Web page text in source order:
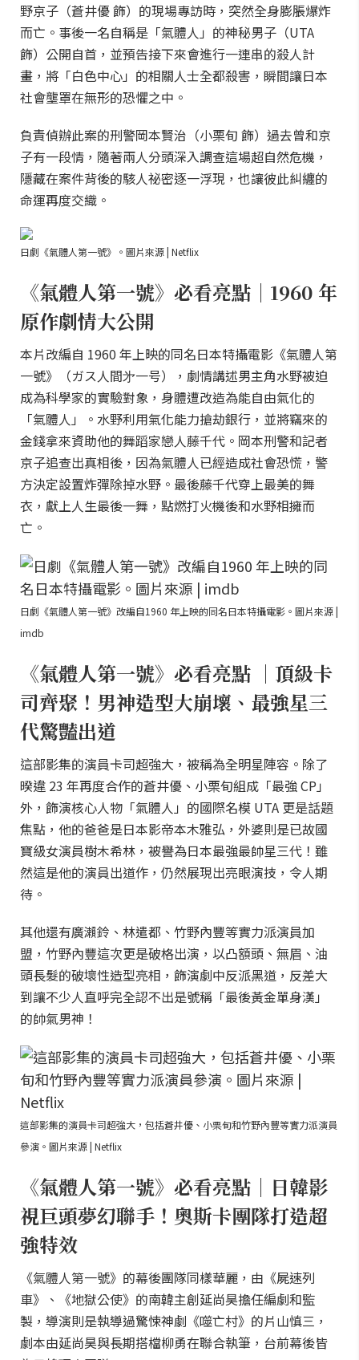
野京子（蒼井優 飾）的現場專訪時，突然全身膨脹爆炸
而亡。事後一名自稱是「氣體人」的神秘男子（UTA
飾）公開自首，並預告接下來會進行一連串的殺人計
畫，將「白色中心」的相關人士全都殺害，瞬間讓日本
社會壟罩在無形的恐懼之中。
負責偵辦此案的刑警岡本賢治（小栗旬 飾）過去曾和京
子有一段情，隨著兩人分頭深入調查這場超自然危機，
隱藏在案件背後的駭人祕密逐一浮現，也讓彼此糾纏的
命運再度交織。
日劇《氣體人第一號》。圖片來源 | Netflix
《氣體人第一號》必看亮點｜1960 年
原作劇情大公開
本片改編自 1960 年上映的同名日本特攝電影《氣體人第
一號》（ガス人間㐧一号），劇情講述男主角水野被迫
成為科學家的實驗對象，身體遭改造為能自由氣化的
「氣體人」。水野利用氣化能力搶劫銀行，並將竊來的
金錢拿來資助他的舞蹈家戀人藤千代。岡本刑警和記者
京子追查出真相後，因為氣體人已經造成社會恐慌，警
方決定設置炸彈除掉水野。最後藤千代穿上最美的舞
衣，獻上人生最後一舞，點燃打火機後和水野相擁而
亡。
日劇《氣體人第一號》改編自1960 年上映的同名日本特攝電影。圖片來源 |
imdb
《氣體人第一號》必看亮點 ｜頂級卡
司齊聚！男神造型大崩壞、最強星三
代驚豔出道
這部影集的演員卡司超強大，被稱為全明星陣容。除了
暌違 23 年再度合作的蒼井優、小栗旬組成「最強 CP」
外，飾演核心人物「氣體人」的國際名模 UTA 更是話題
焦點，他的爸爸是日本影帝本木雅弘，外婆則是已故國
寶級女演員樹木希林，被譽為日本最強最帥星三代！雖
然這是他的演員出道作，仍然展現出亮眼演技，令人期
待。
其他還有廣瀨鈴、林遣都、竹野內豐等實力派演員加
盟，竹野內豐這次更是破格出演，以凸額頭、無眉、油
頭長髮的破壞性造型亮相，飾演劇中反派黑道，反差大
到讓不少人直呼完全認不出是號稱「最後黃金單身漢」
的帥氣男神！
這部影集的演員卡司超強大，包括蒼井優、小栗旬和竹野內豐等實力派演員
參演。圖片來源 | Netflix
《氣體人第一號》必看亮點｜日韓影
視巨頭夢幻聯手！奧斯卡團隊打造超
強特效
《氣體人第一號》的幕後團隊同樣華麗，由《屍速列
車》、《地獄公使》的南韓主創延尚昊擔任編劇和監
製，導演則是執導過驚悚神劇《噬亡村》的片山慎三，
劇本由延尚昊與長期搭檔柳勇在聯合執筆，台前幕後皆